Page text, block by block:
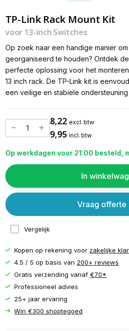
TP-Link Rack Mount Kit
voor 13-inch Switches
Op zoek naar een handige manier
georganiseerd te houden? Ontdek
perfecte oplossing voor het
13 inch rack. De TP-Link kit is
een veilige en stabiele
8,22 excl. btw
9,95 incl. btw
Op werkdagen voor 21:00 besteld,
In
Vergelijk
Vraag offerte
Kopen op rekening voor zakelijke
4.5 / 5 op basis van 200+ reviews
Gratis verzending vanaf€70*
Professioneel advies
25+ jaar ervaring
Win €300 shoptegoed